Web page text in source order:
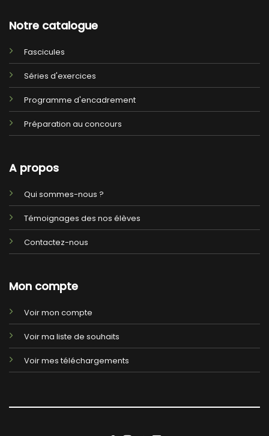
Notre catalogue
Fascicules
Séries d'exercices
Programme d'encadrement
Préparation au concours
A propos
Qui sommes-nous ?
Témoignages des nos élèves
Contactez-nous
Mon compte
Voir mon compte
Voir ma liste de souhaits
Voir mes téléchargements